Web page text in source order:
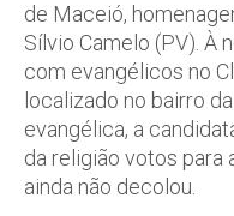
de Maceió,
Sílvio Camelo (PV). À
com evangélicos no
localizado no bairro
evangélica, a
da religião votos para
ainda não decolou.